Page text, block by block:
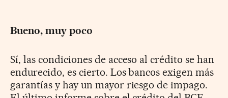
Bueno, muy poco
Sí, las condiciones de acceso al crédito se han
endurecido, es cierto. Los bancos exigen más
garantías y hay un mayor riesgo de impago.